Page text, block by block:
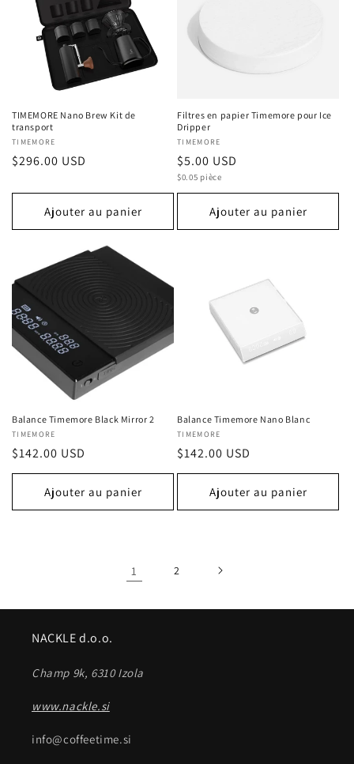
TIMEMORE Nano Brew Kit de
transport
Fournisseur :
TIMEMORE
Prix
$296.00 USD
Ajouter au panier
Filtres en papier Timemore pour Ice
Dripper
Fournisseur :
TIMEMORE
Prix
habituel
$5.00 USD
Prix
$0.05 pièce
Ajouter au panier
Balance Timemore Black Mirror 2
Fournisseur :
TIMEMORE
Prix
habituel
$142.00 USD
Ajouter au panier
Balance Timemore Nano Blanc
Fournisseur :
TIMEMORE
Prix
habituel
$142.00 USD
Ajouter au panier
1 2
NACKLE d.o.o.
Champ 9k, 6310 Izola
www.nackle.si
info@coffeetime.si